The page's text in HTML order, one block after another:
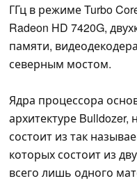
ГГц в режиме Turbo
Radeon HD 7420G,
памяти,
северным мостом.
Ядра процессора
архитектуре
состоит из так
которых состоит из
всего лишь одного